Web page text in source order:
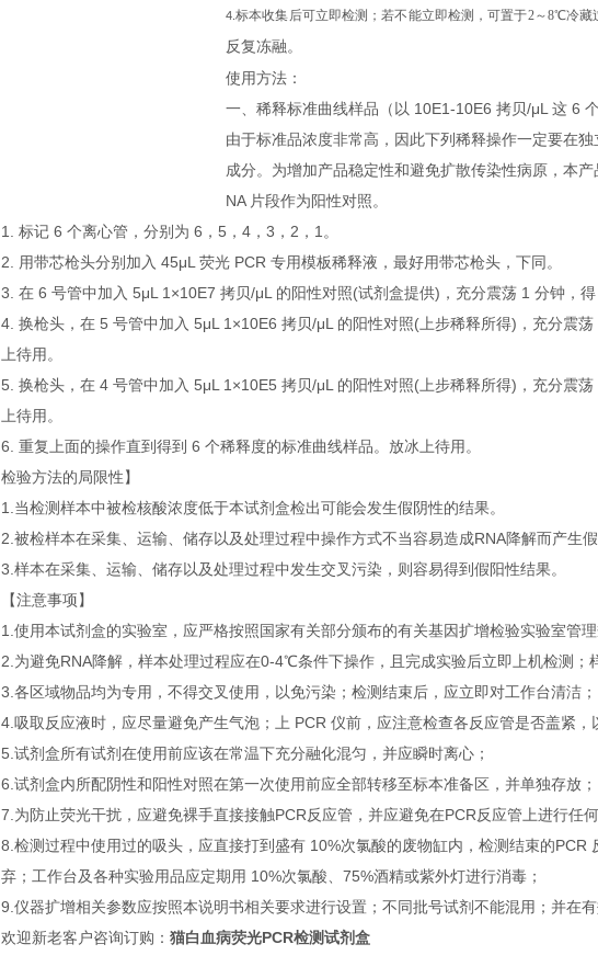
4.标本收集后可立即检测；若不能立即检测，可置于2～8℃冷藏
反复冻融。
使用方法：
一、稀释标准曲线样品（以 10E1-10E6 拷贝/μL 这 6
由于标准品浓度非常高，因此下列稀释操作一定要在
成分。为增加产品稳定性和避免扩散传染性病原，本
NA 片段作为阳性对照。
1. 标记 6 个离心管，分别为 6，5，4，3，2，1。
2. 用带芯枪头分别加入 45μL 荧光 PCR 专用模板稀释液，最好用带芯枪头，下同。
3. 在 6 号管中加入 5μL 1×10E7 拷贝/μL 的阳性对照(试剂盒提供)，充分震荡 1 分钟，
4. 换枪头，在 5 号管中加入 5μL 1×10E6 拷贝/μL 的阳性对照(上步稀释所得)，充分震
上待用。
5. 换枪头，在 4 号管中加入 5μL 1×10E5 拷贝/μL 的阳性对照(上步稀释所得)，充分震
上待用。
6. 重复上面的操作直到得到 6 个稀释度的标准曲线样品。放冰上待用。
检验方法的局限性】
1.当检测样本中被检核酸浓度低于本试剂盒检出可能会发生假阴性的结果。
2.被检样本在采集、运输、储存以及处理过程中操作方式不当容易造成RNA降解而产生假
3.样本在采集、运输、储存以及处理过程中发生交叉污染，则容易得到假阳性结果。
【注意事项】
1.使用本试剂盒的实验室，应严格按照国家有关部分颁布的有关基因扩增检验实验室管理
2.为避免RNA降解，样本处理过程应在0-4℃条件下操作，且完成实验后立即上机检测；
3.各区域物品均为专用，不得交叉使用，以免污染；检测结束后，应立即对工作台清洁；
4.吸取反应液时，应尽量避免产生气泡；上 PCR 仪前，应注意检查各反应管是否盖紧，
5.试剂盒所有试剂在使用前应该在常温下充分融化混匀，并应瞬时离心；
6.试剂盒内所配阴性和阳性对照在第一次使用前应全部转移至标本准备区，并单独存放；
7.为防止荧光干扰，应避免裸手直接接触PCR反应管，并应避免在PCR反应管上进行任何
8.检测过程中使用过的吸头，应直接打到盛有 10%次氯酸的废物缸内，检测结束的
弃；工作台及各种实验用品应定期用 10%次氯酸、75%酒精或紫外灯进行消毒；
9.仪器扩增相关参数应按照本说明书相关要求进行设置；不同批号试剂不能混用；并在有
欢迎新老客户咨询订购： 猫白血病荧光PCR检测试剂盒